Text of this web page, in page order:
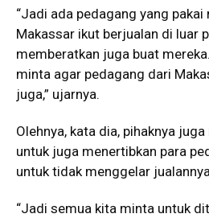
“Jadi ada pedagang yang
Makassar ikut berjualan di luar
memberatkan juga buat
minta agar pedagang dari
juga,” ujarnya.
Olehnya, kata dia, pihaknya
untuk juga menertibkan para
untuk tidak menggelar
“Jadi semua kita minta untuk